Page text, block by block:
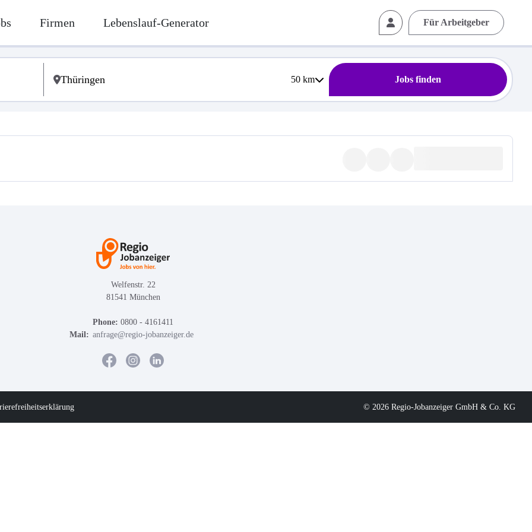
Firmen Lebenslauf-Generator Für Arbeitgeber
50km Jobs finden
Welfenstr. 22
81541 München
Phone: 0800 - 4161411
Mail: anfrage@regio-jobanzeiger.de
© 2026 Regio-Jobanzeiger GmbH & Co. KG